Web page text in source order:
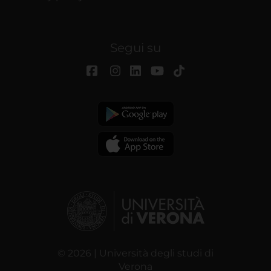
Segui su
© 2026 | Università degli studi di
Verona